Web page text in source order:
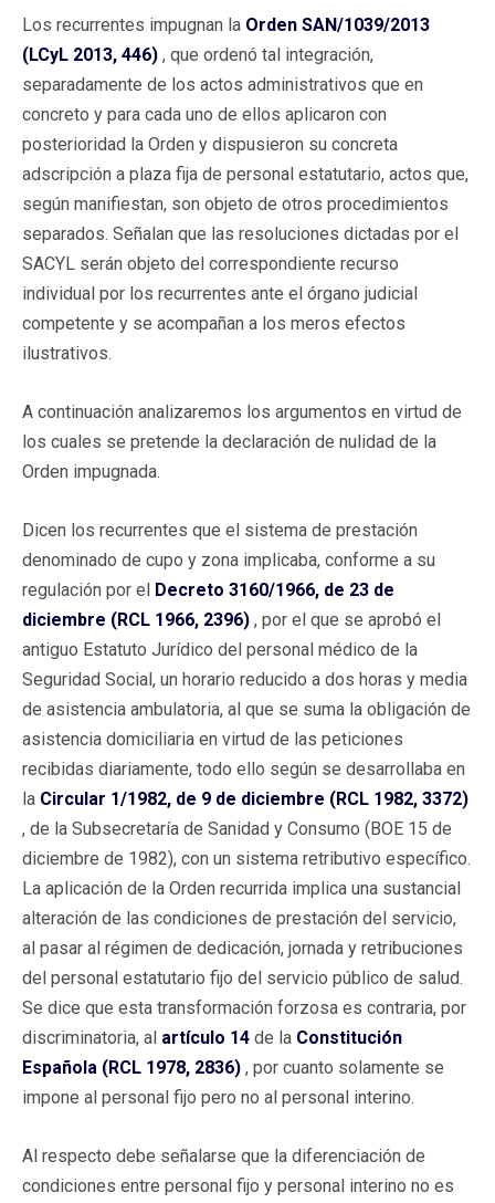
Los recurrentes impugnan la Orden SAN/1039/2013
(LCyL 2013, 446) , que ordenó tal integración,
separadamente de los actos administrativos que en
concreto y para cada uno de ellos aplicaron con
posterioridad la Orden y dispusieron su concreta
adscripción a plaza fija de personal estatutario, actos que,
según manifiestan, son objeto de otros procedimientos
separados. Señalan que las resoluciones dictadas por el
SACYL serán objeto del correspondiente recurso
individual por los recurrentes ante el órgano judicial
competente y se acompañan a los meros efectos
ilustrativos.
A continuación analizaremos los argumentos en virtud de
los cuales se pretende la declaración de nulidad de la
Orden impugnada.
Dicen los recurrentes que el sistema de prestación
denominado de cupo y zona implicaba, conforme a su
regulación por el Decreto 3160/1966, de 23 de
diciembre (RCL 1966, 2396) , por el que se aprobó el
antiguo Estatuto Jurídico del personal médico de la
Seguridad Social, un horario reducido a dos horas y media
de asistencia ambulatoria, al que se suma la obligación de
asistencia domiciliaria en virtud de las peticiones
recibidas diariamente, todo ello según se desarrollaba en
la Circular 1/1982, de 9 de diciembre (RCL 1982, 3372)
, de la Subsecretaría de Sanidad y Consumo (BOE 15 de
diciembre de 1982), con un sistema retributivo específico.
La aplicación de la Orden recurrida implica una sustancial
alteración de las condiciones de prestación del servicio,
al pasar al régimen de dedicación, jornada y retribuciones
del personal estatutario fijo del servicio público de salud.
Se dice que esta transformación forzosa es contraria, por
discriminatoria, al artículo 14 de la Constitución
Española (RCL 1978, 2836) , por cuanto solamente se
impone al personal fijo pero no al personal interino.
Al respecto debe señalarse que la diferenciación de
condiciones entre personal fijo y personal interino no es